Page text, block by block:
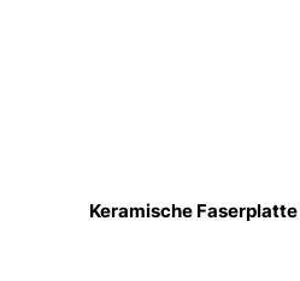
Keramische Faserplatte